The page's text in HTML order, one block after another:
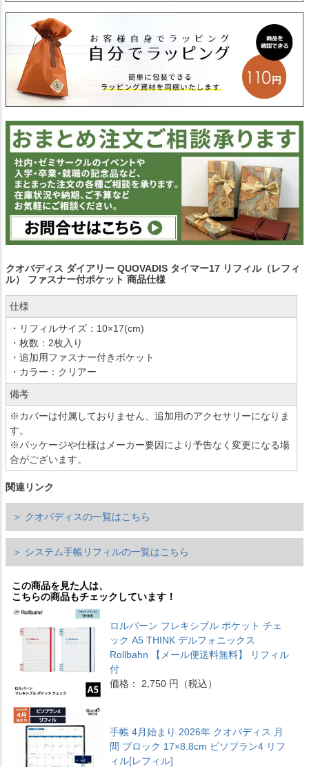
クオバディス ダイアリー QUOVADIS タイマー17 リフィル（レフィ
ル） ファスナー付ポケット 商品仕様
仕様
・リフィルサイズ：10×17(cm)
・枚数：2枚入り
・追加用ファスナー付きポケット
・カラー：クリアー
備考
※カバーは付属しておりません、追加用のアクセサリーになりま
す。
※パッケージや仕様はメーカー要因により予告なく変更になる場
合がございます。
関連リンク
＞ クオバディスの一覧はこちら
＞ システム手帳リフィルの一覧はこちら
この商品を見た人は、
こちらの商品もチェックしています！
ロルバーン フレキシブル ポケット チェ
ック A5 THINK デルフォニックス
Rollbahn 【メール便送料無料】 リフィル
付
価格： 2,750 円（税込）
手帳 4月始まり 2026年 クオバディス 月
間 ブロック 17×8.8cm ビソプラン4 リフ
ィル[レフィル]